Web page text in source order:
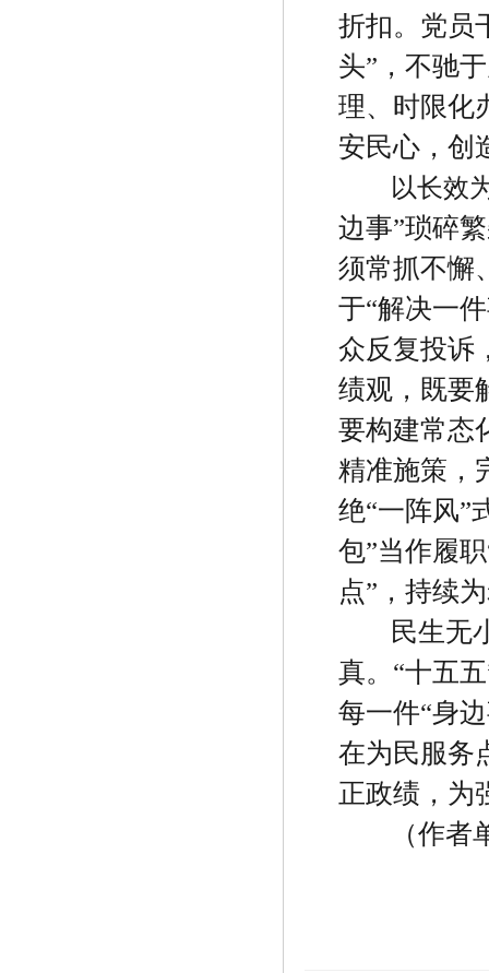
折扣。党员
头” ，不驰
理、时限化
安民心，创
以长效
边事”琐碎
须常抓不懈
于“解决一
众反复投诉
绩观，既要
要构建常态
精准施策，
绝“一阵风”
包”当作履职
点” ，持续
民生无
真。 “十五五
每一件“身
在为民服务
正政绩，为
（作